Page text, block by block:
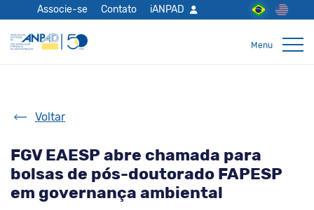
Associe-se Contato iANPAD
Voltar
FGV EAESP abre chamada para
bolsas de pós-doutorado FAPESP
em governança ambiental